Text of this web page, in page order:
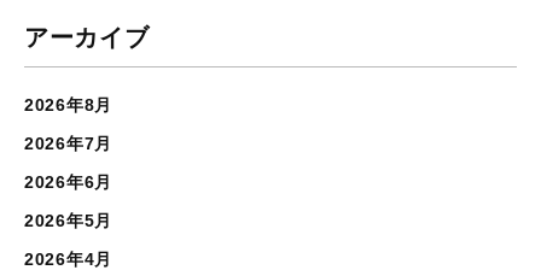
アーカイブ
2026年8月
2026年7月
2026年6月
2026年5月
2026年4月